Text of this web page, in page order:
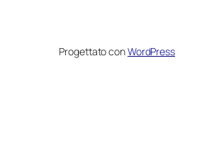
Progettato conWordPress